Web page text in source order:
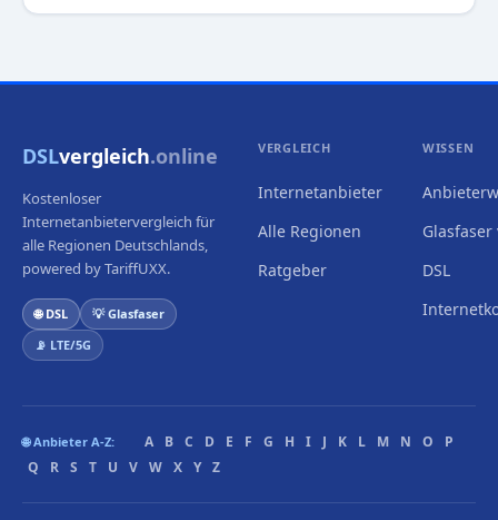
DSLvergleich.online
Kostenloser
Internetanbietervergleich für
alle Regionen Deutschlands,
powered by TariffUXX.
🌐 DSL
💡 Glasfaser
📡 LTE/5G
VERGLEICH
Internetanbieter
Alle Regionen
Ratgeber
WISSEN
Glasfaser
DSL
🌐 Anbieter A-Z: A B C D E F G H I J K L M N O
P
Q
R S T U V W X Y Z